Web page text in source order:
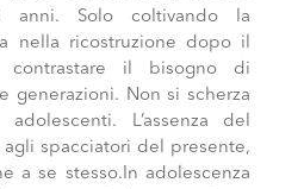
anni. Solo coltivando la
nella ricostruzione dopo il
contrastare il bisogno di
generazioni. Non si scherza
L’assenza del
agli spacciatori del presente,
a se stesso.In adolescenza